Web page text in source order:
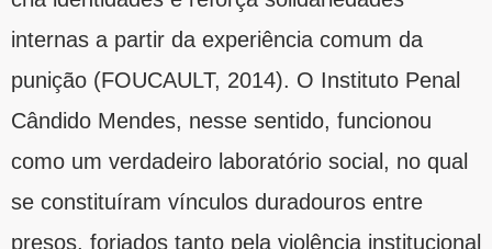
internas a partir da experiência comum da
punição (FOUCAULT, 2014). O Instituto Penal
Cândido Mendes, nesse sentido, funcionou
como um verdadeiro laboratório social, no qual
se constituíram vínculos duradouros entre
presos, forjados tanto pela violência institucional